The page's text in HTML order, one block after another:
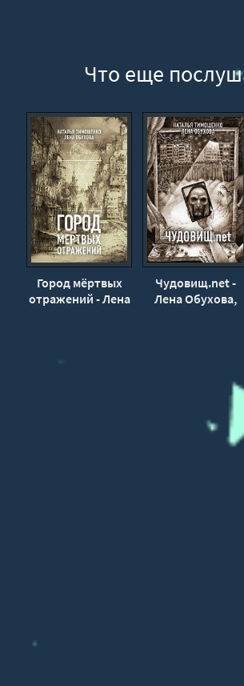
Что еще
Город мёртвых
отражений - Лена
Чудовищ.net -
Лена Обухова,